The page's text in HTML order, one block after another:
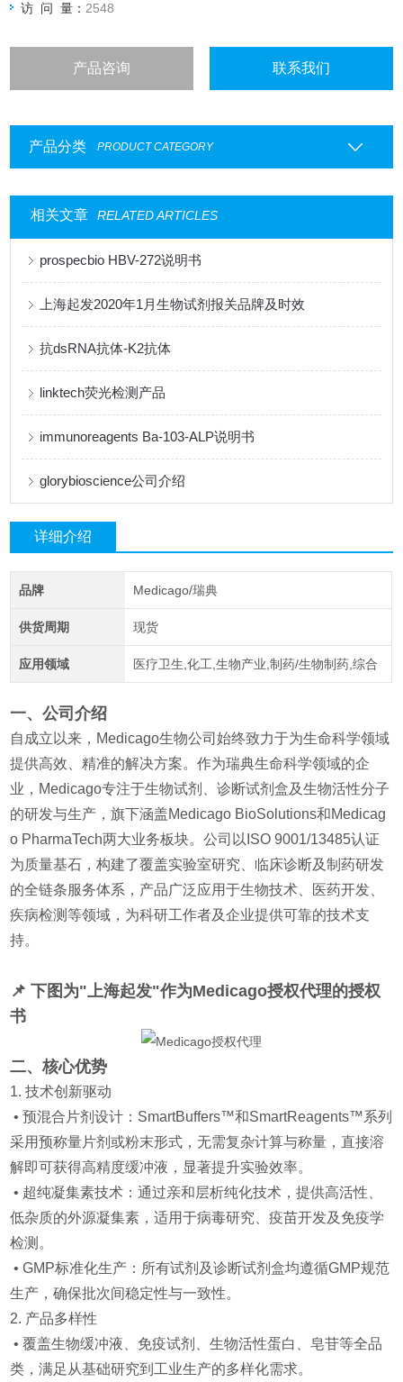
访 问 量： 2548
产品咨询 联系我们
产品分类 PRODUCT CATEGORY
相关文章 RELATED ARTICLES
prospecbio HBV-272说明书
上海起发2020年1月生物试剂报关品牌及时效
抗dsRNA抗体-K2抗体
linktech荧光检测产品
immunoreagents Ba-103-ALP说明书
glorybioscience公司介绍
详细介绍
品牌 Medicago/瑞典
供货周期 现货
应用领域 医疗卫生,化工,生物产业,制药/生物制药,综合
一、公司介绍
自成立以来，Medicago生物公司始终致力于为生命科学领域
提供高效、精准的解决方案。作为瑞典生命科学领域的企
业，Medicago专注于生物试剂、诊断试剂盒及生物活性分子
的研发与生产，旗下涵盖Medicago BioSolutions和Medicag
o PharmaTech两大业务板块。公司以ISO 9001/13485认证
为质量基石，构建了覆盖实验室研究、临床诊断及制药研发
的全链条服务体系，产品广泛应用于生物技术、医药开发、
疾病检测等领域，为科研工作者及企业提供可靠的技术支
持。
📌 下图为"上海起发"作为Medicago授权代理的授权
书
二、核心优势
1. 技术创新驱动
• 预混合片剂设计：SmartBuffers™和SmartReagents™系列
采用预称量片剂或粉末形式，无需复杂计算与称量，直接溶
解即可获得高精度缓冲液，显著提升实验效率。
• 超纯凝集素技术：通过亲和层析纯化技术，提供高活性、
低杂质的外源凝集素，适用于病毒研究、疫苗开发及免疫学
检测。
• GMP标准化生产：所有试剂及诊断试剂盒均遵循GMP规范
生产，确保批次间稳定性与一致性。
2. 产品多样性
• 覆盖生物缓冲液、免疫试剂、生物活性蛋白、皂苷等全品
类，满足从基础研究到工业生产的多样化需求。